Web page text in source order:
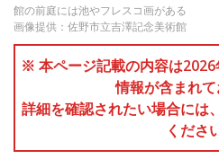
館の前庭には池やフレスコ画がある
画像提供：佐野市立吉澤記念美術館
※ 本ページ記載の内容は
情報が含まれて
詳細を確認されたい場合には
くださ